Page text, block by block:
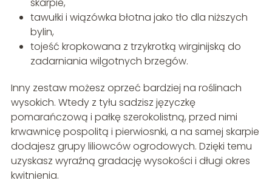
tawułki i wiązówka błotna jako tło dla niższych
bylin,
tojeść kropkowana z trzykrotką wirginijską do
zadarniania wilgotnych brzegów.
Inny zestaw możesz oprzeć bardziej na roślinach
wysokich. Wtedy z tyłu sadzisz języczkę
pomarańczową i pałkę szerokolistną, przed nimi
krwawnicę pospolitą i pierwiosnki, a na samej skarpie
dodajesz grupy liliowców ogrodowych. Dzięki temu
uzyskasz wyraźną gradację wysokości i długi okres
kwitnienia.